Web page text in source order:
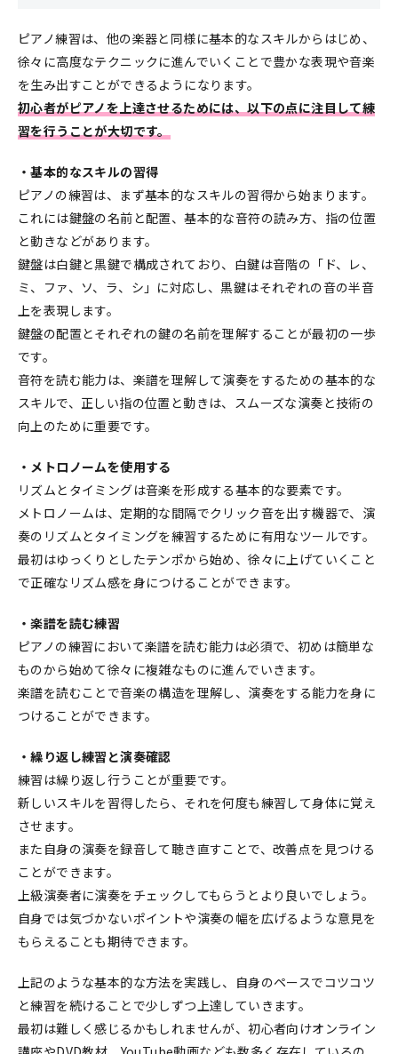
ピアノ練習は、他の楽器と同様に基本的なスキルからはじめ、
徐々に高度なテクニックに進んでいくことで豊かな表現や音楽
を生み出すことができるようになります。
初心者がピアノを上達させるためには、以下の点に注目して練
習を行うことが大切です。
・基本的なスキルの習得
ピアノの練習は、まず基本的なスキルの習得から始まります。
これには鍵盤の名前と配置、基本的な音符の読み方、指の位置
と動きなどがあります。
鍵盤は白鍵と黒鍵で構成されており、白鍵は音階の「ド、レ、
ミ、ファ、ソ、ラ、シ」に対応し、黒鍵はそれぞれの音の半音
上を表現します。
鍵盤の配置とそれぞれの鍵の名前を理解することが最初の一歩
です。
音符を読む能力は、楽譜を理解して演奏をするための基本的な
スキルで、正しい指の位置と動きは、スムーズな演奏と技術の
向上のために重要です。
・メトロノームを使用する
リズムとタイミングは音楽を形成する基本的な要素です。
メトロノームは、定期的な間隔でクリック音を出す機器で、演
奏のリズムとタイミングを練習するために有用なツールです。
最初はゆっくりとしたテンポから始め、徐々に上げていくこと
で正確なリズム感を身につけることができます。
・楽譜を読む練習
ピアノの練習において楽譜を読む能力は必須で、初めは簡単な
ものから始めて徐々に複雑なものに進んでいきます。
楽譜を読むことで音楽の構造を理解し、演奏をする能力を身に
つけることができます。
・繰り返し練習と演奏確認
練習は繰り返し行うことが重要です。
新しいスキルを習得したら、それを何度も練習して身体に覚え
させます。
また自身の演奏を録音して聴き直すことで、改善点を見つける
ことができます。
上級演奏者に演奏をチェックしてもらうとより良いでしょう。
自身では気づかないポイントや演奏の幅を広げるような意見を
もらえることも期待できます。
上記のような基本的な方法を実践し、自身のペースでコツコツ
と練習を続けることで少しずつ上達していきます。
最初は難しく感じるかもしれませんが、初心者向けオンライン